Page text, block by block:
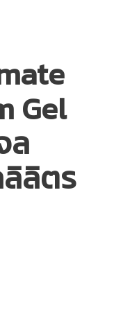
Gel
ล
ลิตร